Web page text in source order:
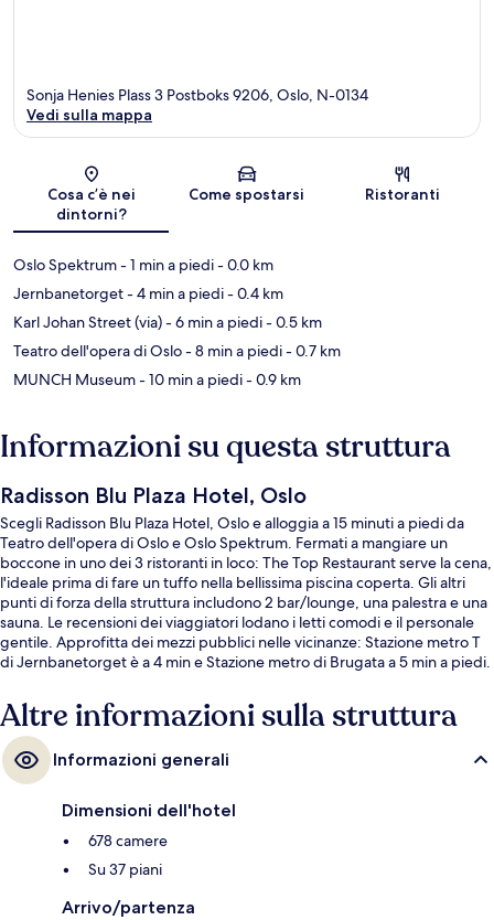
Mappa
Sonja Henies Plass 3 Postboks 9206, Oslo, N-0134
Vedi sulla mappa
Cosa c’è nei
dintorni?
Come spostarsi Ristoranti
Oslo Spektrum- 1 min a piedi- 0.0 km
Jernbanetorget- 4 min a piedi- 0.4 km
Karl Johan Street (via)- 6 min a piedi- 0.5 km
Teatro dell'opera di Oslo- 8 min a piedi- 0.7 km
MUNCH Museum- 10 min a piedi- 0.9 km
Informazioni su questa struttura
Radisson Blu Plaza Hotel, Oslo
Scegli Radisson Blu Plaza Hotel, Oslo e alloggia a 15 minuti a piedi da
Teatro dell'opera di Oslo e Oslo Spektrum. Fermati a mangiare un
boccone in uno dei 3 ristoranti in loco: The Top Restaurant serve la cena,
l'ideale prima di fare un tuffo nella bellissima piscina coperta. Gli altri
punti di forza della struttura includono 2 bar/lounge, una palestra e una
sauna. Le recensioni dei viaggiatori lodano i letti comodi e il personale
gentile. Approfitta dei mezzi pubblici nelle vicinanze: Stazione metro T
di Jernbanetorget è a 4 min e Stazione metro di Brugata a 5 min a piedi.
Altre informazioni sulla struttura
Informazioni generali
Dimensioni dell'hotel
678 camere
Su 37 piani
Arrivo/partenza